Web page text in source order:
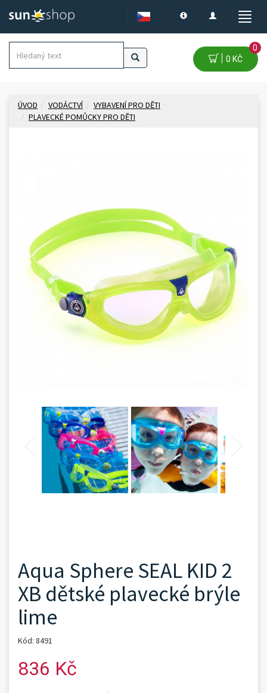
Toggle
Toggle
navigation
Toggle
0 KČ
0
ÚVOD VODÁCTVÍ
VYBAVENÍ PRO DĚTI
PLAVECKÉ POMŮCKY PRO DĚTI
Aqua Sphere SEAL KID 2
XB dětské plavecké brýle
lime
Kód: 8491
836 Kč